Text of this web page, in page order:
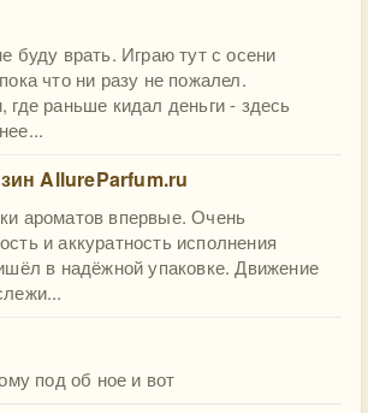
буду врать. Играю тут с осени
что ни разу не пожалел.
раньше кидал деньги - здесь
AllureParfum.ru
ароматов впервые. Очень
и аккуратность исполнения
в надёжной упаковке. Движение
под об ное и вот